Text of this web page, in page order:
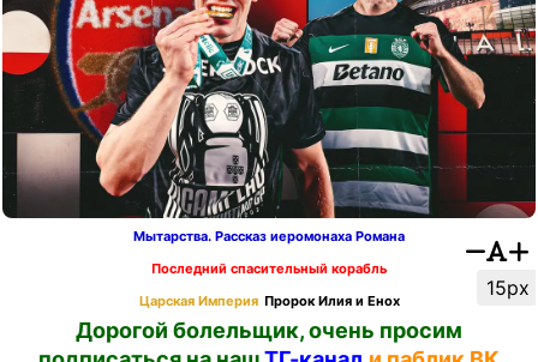
15px
Мытарства. Рассказ иеромонаха Романа
Последний спасительный корабль
Царская Империя Пророк Илия и Енох
Дорогой болельщик, очень просим